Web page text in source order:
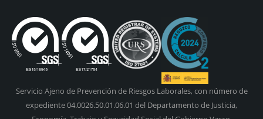
Servicio Ajeno de Prevención de Riesgos Laborales, con número de
expediente 04.0026.50.01.06.01 del Departamento de Justicia,